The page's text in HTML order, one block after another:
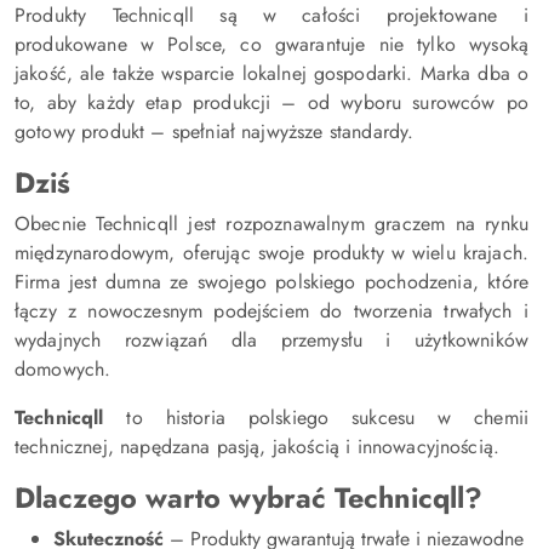
Produkty Technicqll są w całości projektowane i
produkowane w Polsce, co gwarantuje nie tylko wysoką
jakość, ale także wsparcie lokalnej gospodarki. Marka dba o
to, aby każdy etap produkcji – od wyboru surowców po
gotowy produkt – spełniał najwyższe standardy.
Dziś
Obecnie Technicqll jest rozpoznawalnym graczem na rynku
międzynarodowym, oferując swoje produkty w wielu krajach.
Firma jest dumna ze swojego polskiego pochodzenia, które
łączy z nowoczesnym podejściem do tworzenia trwałych i
wydajnych rozwiązań dla przemysłu i użytkowników
domowych.
Technicqll to historia polskiego sukcesu w chemii
technicznej, napędzana pasją, jakością i innowacyjnością.
Dlaczego warto wybrać Technicqll?
Skuteczność – Produkty gwarantują trwałe i niezawodne